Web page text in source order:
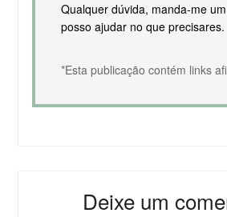
Qualquer dúvida, manda-me
posso ajudar no que precisares.
*Esta publicação contém links
Deixe um